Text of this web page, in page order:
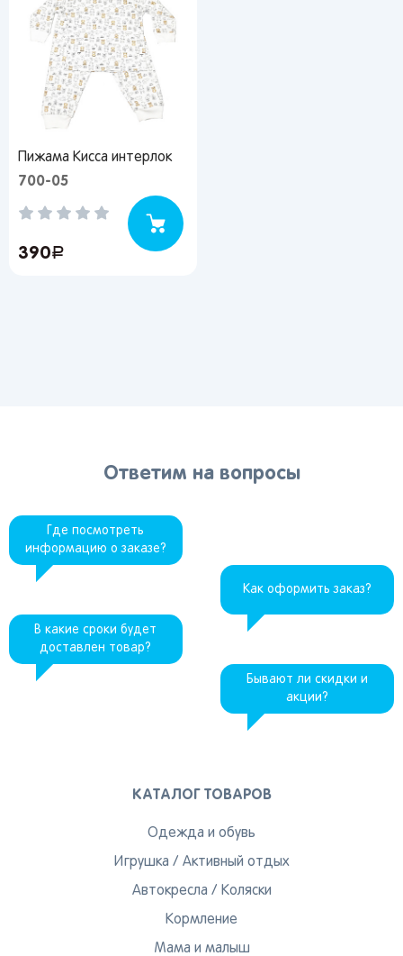
Пижама Кисса интерлок
700-05
390руб.
Ответим на вопросы
Где посмотреть
информацию о заказе?
Как оформить заказ?
В какие сроки будет
доставлен товар?
Бывают ли скидки и
акции?
КАТАЛОГ ТОВАРОВ
Одежда и обувь
Игрушка / Активный отдых
Автокресла / Коляски
Кормление
Мама и малыш